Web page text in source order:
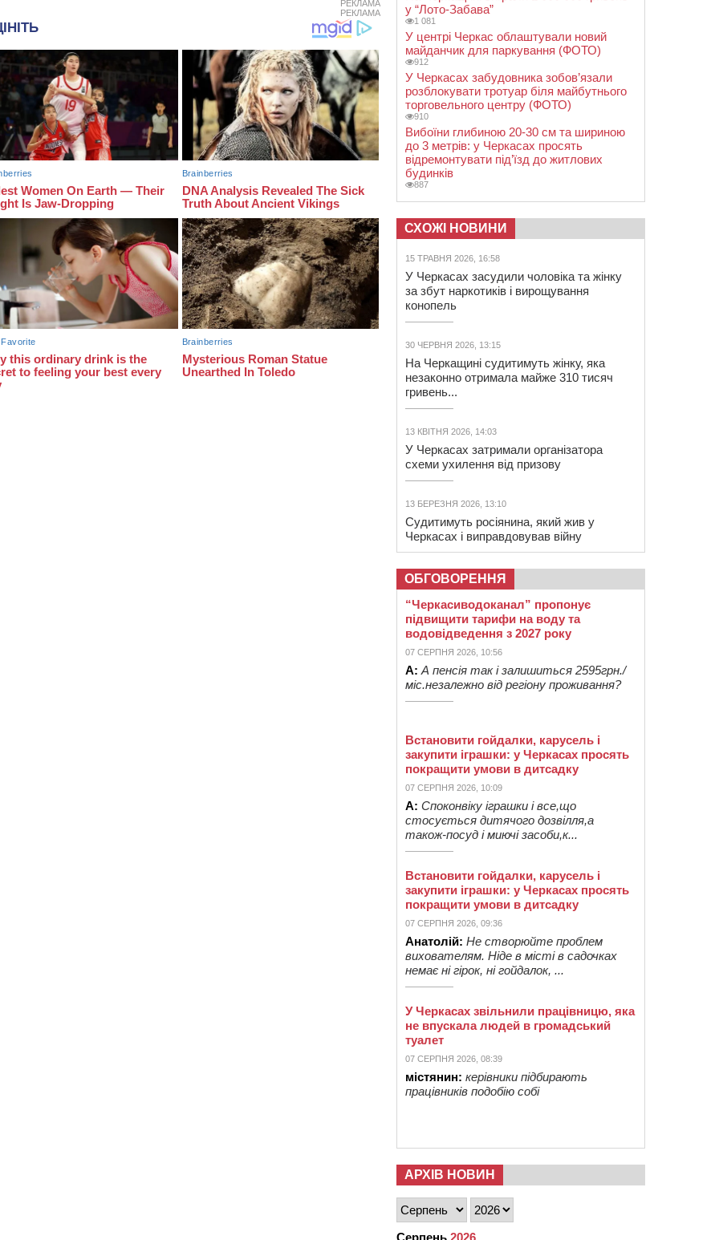
РЕКЛАМА
РЕКЛАМА
у “Лото-Забава”
1 081
У центрі Черкас облаштували новий
майданчик для паркування (ФОТО)
912
У Черкасах забудовника зобов’язали
розблокувати тротуар біля майбутнього
торговельного центру (ФОТО)
910
Вибоїни глибиною 20-30 см та шириною
до 3 метрів: у Черкасах просять
відремонтувати під’їзд до житлових
будинків
887
СХОЖІ НОВИНИ
15 ТРАВНЯ 2026, 16:58
У Черкасах засудили чоловіка та жінку
за збут наркотиків і вирощування
конопель
30 ЧЕРВНЯ 2026, 13:15
На Черкащині судитимуть жінку, яка
незаконно отримала майже 310 тисяч
гривень...
13 КВІТНЯ 2026, 14:03
У Черкасах затримали організатора
схеми ухилення від призову
13 БЕРЕЗНЯ 2026, 13:10
Судитимуть росіянина, який жив у
Черкасах і виправдовував війну
ОБГОВОРЕННЯ
“Черкасиводоканал” пропонує
підвищити тарифи на воду та
водовідведення з 2027 року
07 СЕРПНЯ 2026, 10:56
А: А пенсія так і залишиться 2595грн./
міс.незалежно від регіону проживання?
Встановити гойдалки, карусель і
закупити іграшки: у Черкасах просять
покращити умови в дитсадку
07 СЕРПНЯ 2026, 10:09
А: Споконвіку іграшки і все,що
стосується дитячого дозвілля,а
також-посуд і миючі засоби,к...
Встановити гойдалки, карусель і
закупити іграшки: у Черкасах просять
покращити умови в дитсадку
07 СЕРПНЯ 2026, 09:36
Анатолій: Не створюйте проблем
вихователям. Ніде в місті в садочках
немає ні гірок, ні гойдалок, ...
У Черкасах звільнили працівницю, яка
не впускала людей в громадський
туалет
07 СЕРПНЯ 2026, 08:39
містянин: керівники підбирають
працівників подобію собі
АРХІВ НОВИН
Серпень 2026